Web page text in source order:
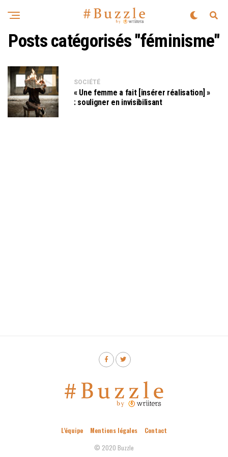
Posts catégorisés "féminisme"
SOCIÉTÉ
« Une femme a fait [insérer réalisation] »
: souligner en invisibilisant
L’équipe Mentions légales
Contact
© 2020 Buzzle